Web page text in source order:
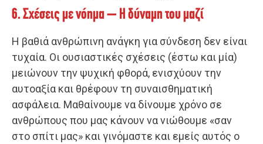
6. Σχέσεις με νόημα – Η δύναμη του μαζί
Η βαθιά ανθρώπινη ανάγκη για σύνδεση δεν είναι
τυχαία. Οι ουσιαστικές σχέσεις (έστω και μία)
μειώνουν την ψυχική φθορά, ενισχύουν την
αυτοαξία και θρέφουν τη συναισθηματική
ασφάλεια. Μαθαίνουμε να δίνουμε χρόνο σε
ανθρώπους που μας κάνουν να νιώθουμε «σαν
στο σπίτι μας» και γινόμαστε και εμείς αυτός ο